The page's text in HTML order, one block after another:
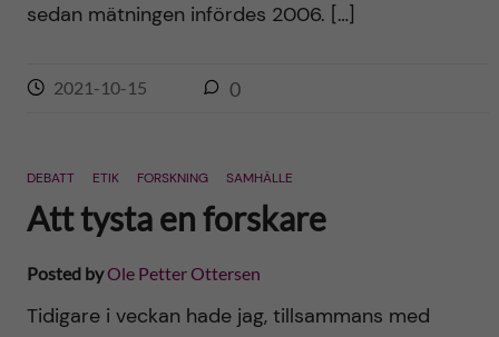
sedan mätningen infördes 2006. […]
2021-10-15 0
DEBATT ETIK FORSKNING SAMHÄLLE
Att tysta en forskare
Posted byOle Petter Ottersen
Tidigare i veckan hade jag, tillsammans med